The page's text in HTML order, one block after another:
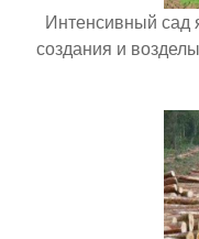
Интенсивный сад
создания и